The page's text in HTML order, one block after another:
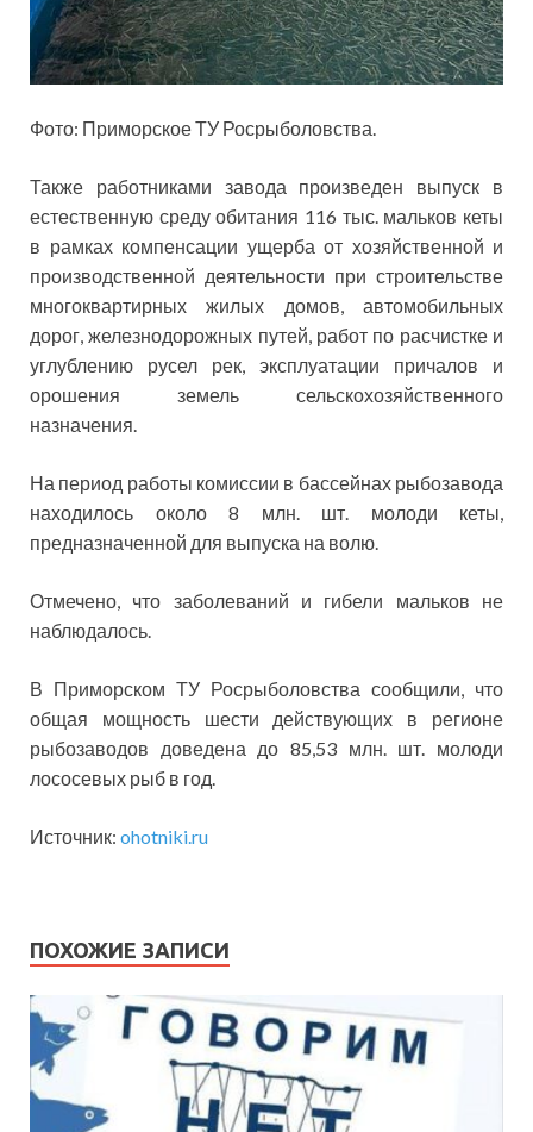
Фото: Приморское ТУ Росрыболовства.
Также работниками завода произведен выпуск в
естественную среду обитания 116 тыс. мальков кеты
в рамках компенсации ущерба от хозяйственной и
производственной деятельности при строительстве
многоквартирных жилых домов, автомобильных
дорог, железнодорожных путей, работ по расчистке и
углублению русел рек, эксплуатации причалов и
орошения земель сельскохозяйственного
назначения.
На период работы комиссии в бассейнах рыбозавода
находилось около 8 млн. шт. молоди кеты,
предназначенной для выпуска на волю.
Отмечено, что заболеваний и гибели мальков не
наблюдалось.
В Приморском ТУ Росрыболовства сообщили, что
общая мощность шести действующих в регионе
рыбозаводов доведена до 85,53 млн. шт. молоди
лососевых рыб в год.
Источник: ohotniki.ru
ПОХОЖИЕ ЗАПИСИ